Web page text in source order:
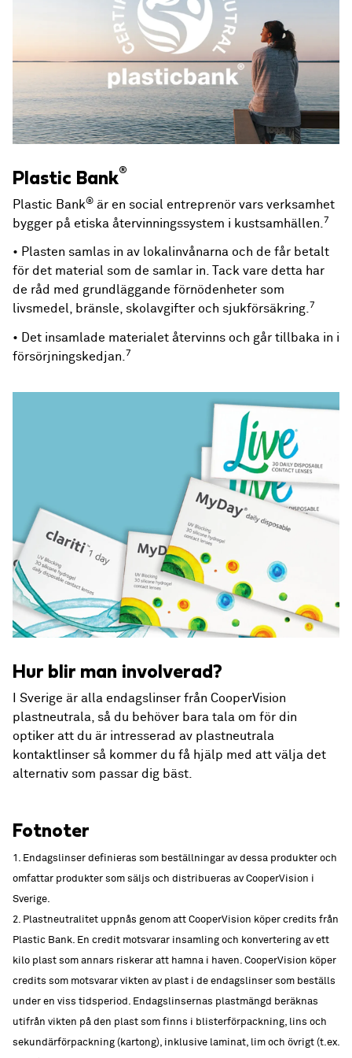
Plastic Bank®
Plastic Bank® är en social entreprenör vars verksamhet
bygger på etiska återvinningssystem i kustsamhällen. 7
• Plasten samlas in av lokalinvånarna och de får betalt
för det material som de samlar in. Tack vare detta har
de råd med grundläggande förnödenheter som
livsmedel, bränsle, skolavgifter och sjukförsäkring.7
• Det insamlade materialet återvinns och går tillbaka in i
försörjningskedjan.7
Hur blir man involverad?
I Sverige är alla endagslinser från CooperVision
plastneutrala, så du behöver bara tala om för din
optiker att du är intresserad av plastneutrala
kontaktlinser så kommer du få hjälp med att välja det
alternativ som passar dig bäst.
Fotnoter
1. Endagslinser definieras som beställningar av dessa produkter och
omfattar produkter som säljs och distribueras av CooperVision i
Sverige.
2. Plastneutralitet uppnås genom att CooperVision köper credits från
Plastic Bank. En credit motsvarar insamling och konvertering av ett
kilo plast som annars riskerar att hamna i haven. CooperVision köper
credits som motsvarar vikten av plast i de endagslinser som beställs
under en viss tidsperiod. Endagslinsernas plastmängd beräknas
utifrån vikten på den plast som finns i blisterförpackning, lins och
sekundärförpackning (kartong), inklusive laminat, lim och övrigt (t.ex.